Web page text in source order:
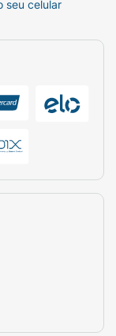
seu celular